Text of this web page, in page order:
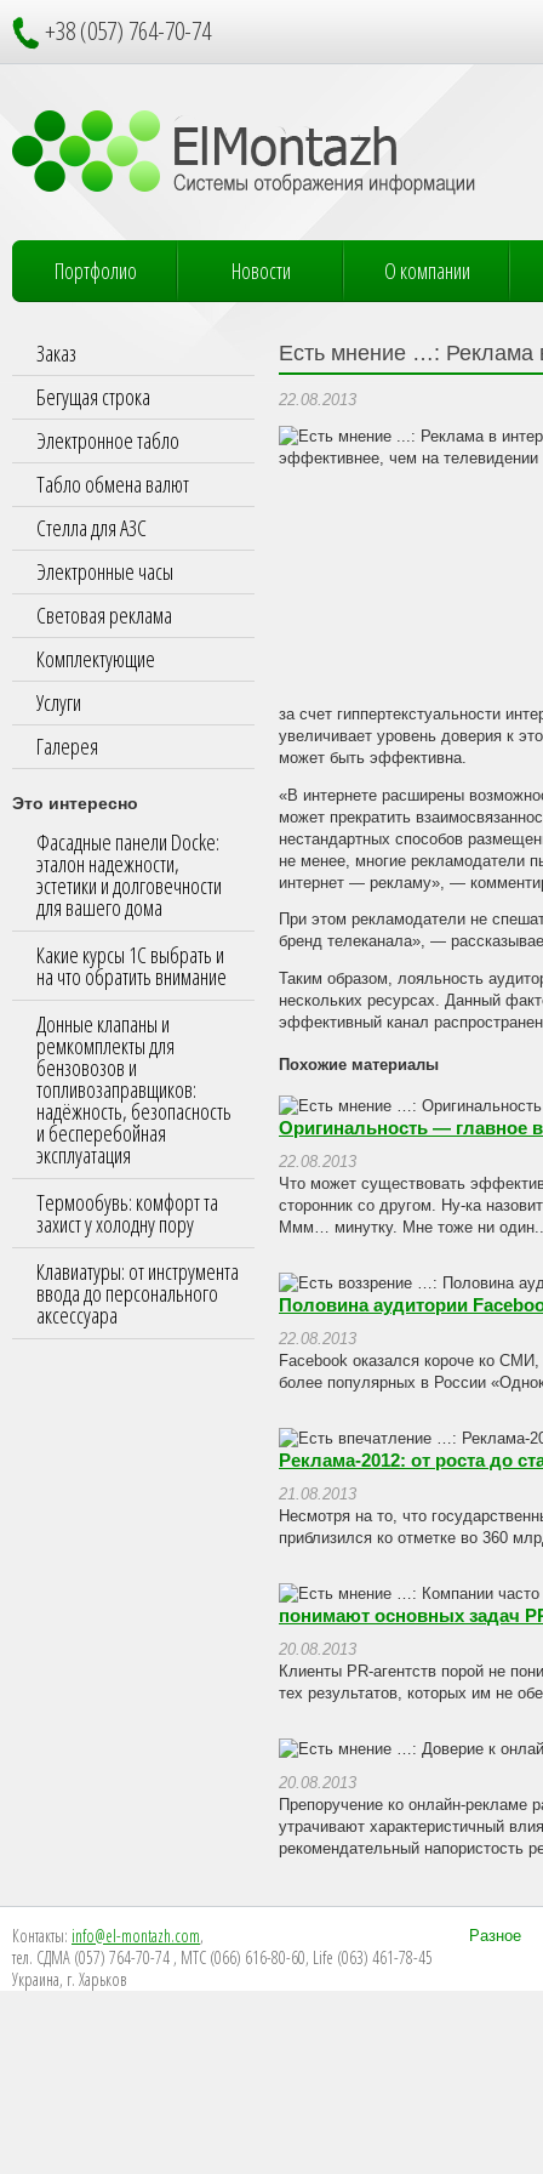
+38 (057) 764-70-74
Портфолио Новости О компании
Заказ
Бегущая строка
Электронное табло
Табло обмена валют
Стелла для АЗС
Электронные часы
Световая реклама
Комплектующие
Услуги
Галерея
Это интересно
Фасадные панели Docke:
эталон надежности,
эстетики и долговечности
для вашего дома
Какие курсы 1С выбрать и
на что обратить внимание
Донные клапаны и
ремкомплекты для
бензовозов и
топливозаправщиков:
надёжность, безопасность
и бесперебойная
эксплуатация
Термообувь: комфорт та
захист у холодну пору
Клавиатуры: от инструмента
ввода до персонального
аксессуара
Есть мнение …: Реклама
22.08.2013
за счет гиппертекстуальности
увеличивает уровень доверия к
может быть эффективна.
«В интернете расширены
может прекратить
нестандартных способов
не менее, многие рекламодатели
интернет — рекламу», —
При этом рекламодатели не
бренд телеканала», —
Таким образом, лояльность
нескольких ресурсах. Данный
эффективный канал
Похожие материалы
Оригинальность — главное
22.08.2013
Что может существовать
сторонник со другом. Ну-ка
Ммм… минутку. Мне тоже ни
Половина аудитории
22.08.2013
Facebook оказался короче ко
более популярных в России
Реклама-2012: от роста до
21.08.2013
Несмотря на то, что
приблизился ко отметке во 360
понимают основных задач
20.08.2013
Клиенты PR-агентств порой не
тех результатов, которых им не
20.08.2013
Препоручение ко онлайн-рекламе
утрачивают характеристичный
рекомендательный напористость
Контакты: info@el-montazh.com,
тел. СДМА (057) 764-70-74 , МТС (066) 616-80-60, Life (063) 461-78-45
Украина, г. Харьков
Разное